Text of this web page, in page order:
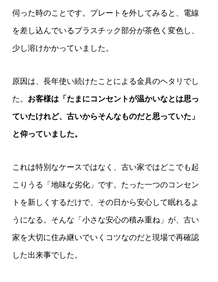
伺った時のことです。プレートを外してみると、電線
を差し込んでいるプラスチック部分が茶色く変色し、
少し溶けかかっていました。
原因は、長年使い続けたことによる金具のヘタリでし
た。 お客様は「たまにコンセントが温かいなとは思っ
ていたけれど、古いからそんなものだと思っていた」
と仰っていました。
これは特別なケースではなく、古い家ではどこでも起
こりうる「地味な劣化」です。たった一つのコンセン
トを新しくするだけで、その日から安心して眠れるよ
うになる。そんな「小さな安心の積み重ね」が、古い
家を大切に住み継いでいくコツなのだと現場で再確認
した出来事でした。